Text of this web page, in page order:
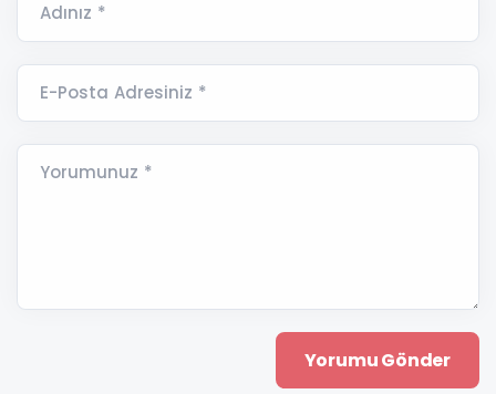
Adınız *
E-Posta Adresiniz *
Yorumunuz *